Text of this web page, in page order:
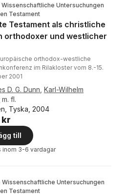
Wissenschaftliche Untersuchungen
Testament
Testament als christliche
orthodoxer und westlicher
orthodox-westliche
im Rilakloster vom 8.-15.
2001
D. G. Dunn Karl-Wilhelm
m. fl.
Tyska, 2004
kr
till
inom 3-6 vardagar
Wissenschaftliche Untersuchungen
Testament